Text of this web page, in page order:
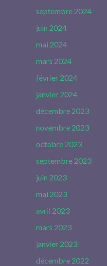
septembre 2024
juin 2024
mai 2024
mars 2024
février 2024
janvier 2024
décembre 2023
novembre 2023
octobre 2023
septembre 2023
juin 2023
mai 2023
avril 2023
mars 2023
janvier 2023
décembre 2022